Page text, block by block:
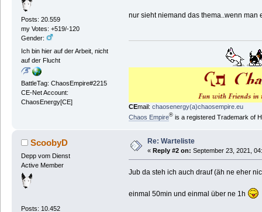
Posts: 20.559
my Votes: +519/-120
Gender:
Ich bin hier auf der Arbeit, nicht
auf der Flucht
BattleTag: ChaosEmpire#2215
CE-Net Account:
ChaosEnergy[CE]
nur sieht niemand das thema..wenn man
CEmail: chaosenergy(a)chaosempire.eu
Chaos Empire®is a registered Trademark of
ScoobyD
Depp vom Dienst
Active Member
Posts: 10.452
Re: Warteliste
« Reply #2 on: September 23, 2021,
Jub da steh ich auch drauf (äh ne eher
einmal 50min und einmal über ne 1h